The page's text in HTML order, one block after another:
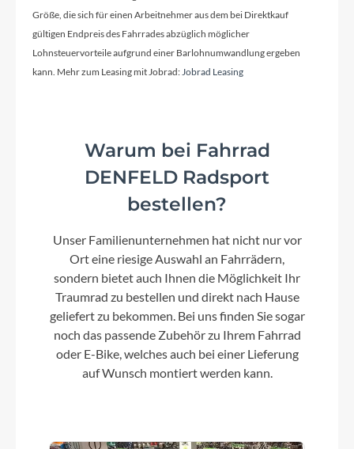
Größe, die sich für einen Arbeitnehmer aus dem bei Direktkauf
gültigen Endpreis des Fahrrades abzüglich möglicher
Lohnsteuervorteile aufgrund einer Barlohnumwandlung ergeben
kann. Mehr zum Leasing mit Jobrad:Jobrad Leasing
Warum bei Fahrrad
DENFELD Radsport
bestellen?
Unser Familienunternehmen hat nicht nur vor
Ort eine riesige Auswahl an Fahrrädern,
sondern bietet auch Ihnen die Möglichkeit Ihr
Traumrad zu bestellen und direkt nach Hause
geliefert zu bekommen. Bei uns finden Sie sogar
noch das passende Zubehör zu Ihrem Fahrrad
oder E-Bike, welches auch bei einer Lieferung
auf Wunsch montiert werden kann.